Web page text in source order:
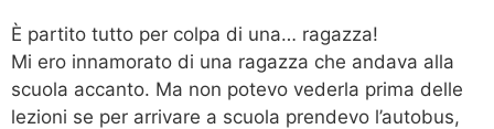
È partito tutto per colpa di una… ragazza!
Mi ero innamorato di una ragazza che andava alla
scuola accanto. Ma non potevo vederla prima delle
lezioni se per arrivare a scuola prendevo l’autobus,